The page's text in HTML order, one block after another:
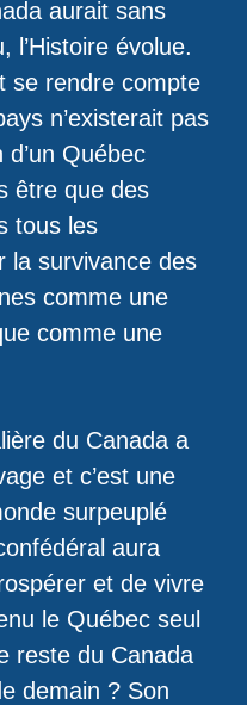
aurait sans
l’Histoire évolue.
se rendre compte
n’existerait pas
d’un Québec
être que des
tous les
la survivance des
comme une
comme une
du Canada a
et c’est une
surpeuplé
aura
et de vivre
le Québec seul
reste du Canada
demain ? Son